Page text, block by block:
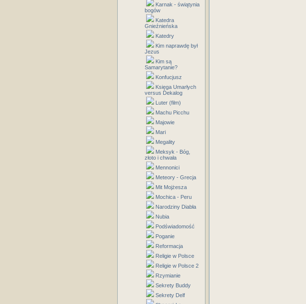
Karnak - świątynia
bogów
Katedra
Gnieźnieńska
Katedry
Kim naprawdę był
Jezus
Kim są
Samarytanie?
Konfucjusz
Księga Umarłych
versus Dekalog
Luter (film)
Machu Picchu
Majowie
Mari
Megality
Meksyk - Bóg,
złoto i chwała
Mennonici
Meteory - Grecja
Mit Mojżesza
Mochica - Peru
Narodziny Diabła
Nubia
Podświadomość
Poganie
Reformacja
Religie w Polsce
Religie w Polsce 2
Rzymianie
Sekrety Buddy
Sekrety Delf